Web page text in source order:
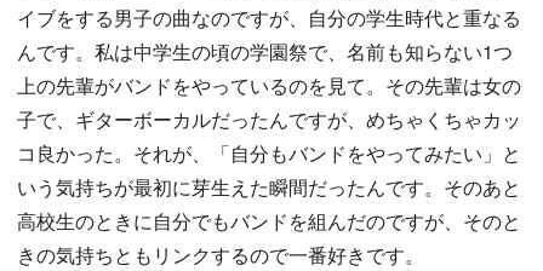
イブをする男子の曲なのですが、自分の学生時代と重なる
んです。私は中学生の頃の学園祭で、名前も知らない1つ
上の先輩がバンドをやっているのを見て。その先輩は女の
子で、ギターボーカルだったんですが、めちゃくちゃカッ
コ良かった。それが、「自分もバンドをやってみたい」と
いう気持ちが最初に芽生えた瞬間だったんです。そのあと
高校生のときに自分でもバンドを組んだのですが、そのと
きの気持ちともリンクするので一番好きです。